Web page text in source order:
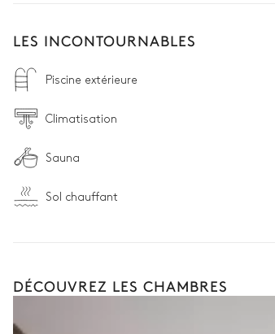
LES INCONTOURNABLES
Piscine extérieure
Climatisation
Sauna
Sol chauffant
DÉCOUVREZ LES CHAMBRES